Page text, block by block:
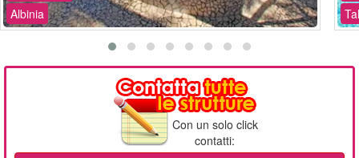
Albinia
Con un solo click
contatti: